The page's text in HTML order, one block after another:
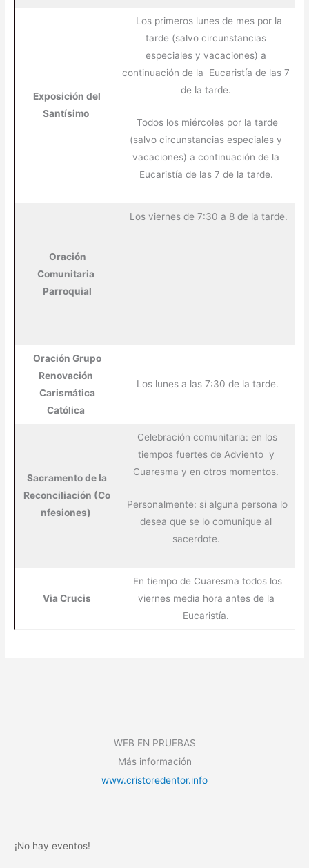
Exposición del
Santísimo
Los primeros lunes de mes por la
tarde (salvo circunstancias
especiales y vacaciones) a
continuación de la Eucaristía de las 7
de la tarde.
Todos los miércoles por la tarde
(salvo circunstancias especiales y
vacaciones) a continuación de la
Eucaristía de las 7 de la tarde.
Oración
Comunitaria
Parroquial
Los viernes de 7:30 a 8 de la tarde.
Oración Grupo
Renovación
Carismática
Católica
Los lunes a las 7:30 de la tarde.
Sacramento de la
Reconciliación (Co
nfesiones)
Celebración comunitaria: en los
tiempos fuertes de Adviento y
Cuaresma y en otros momentos.
Personalmente: si alguna persona lo
desea que se lo comunique al
sacerdote.
Via Crucis
En tiempo de Cuaresma todos los
viernes media hora antes de la
Eucaristía.
WEB EN PRUEBAS
Más información
www.cristoredentor.info
¡No hay eventos!